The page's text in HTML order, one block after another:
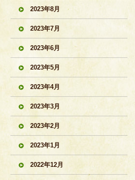
2023年8月
2023年7月
2023年6月
2023年5月
2023年4月
2023年3月
2023年2月
2023年1月
2022年12月